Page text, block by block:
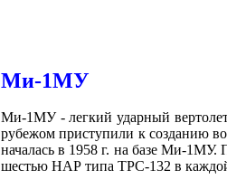
Ми-1МУ
Ми-1МУ - легкий ударный
рубежом приступили к созданию
началась в 1958 г. на базе Ми-1МУ.
шестью НАР типа ТРС-132 в